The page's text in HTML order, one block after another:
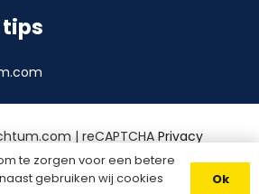
| reCAPTCHA Privacy
|Privacy statement |
doorDivites webwerk
te zorgen voor een betere
gebruiken wij cookies
Ok